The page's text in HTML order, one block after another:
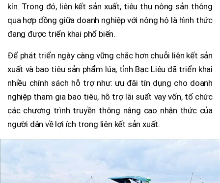
kín. Trong đó, liên kết sản xuất, tiêu thụ nông sản thông
qua hợp đồng giữa doanh nghiệp với nông hộ là hình thức
đang được triển khai phổ biến.
Để phát triển ngày càng vững chắc hơn chuỗi liên kết sản
xuất và bao tiêu sản phẩm lúa, tỉnh Bạc Liêu đã triển khai
nhiều chính sách hỗ trợ như: ưu đãi tín dụng cho doanh
nghiệp tham gia bao tiêu, hỗ trợ lãi suất vay vốn, tổ chức
các chương trình truyền thông nâng cao nhận thức của
người dân về lợi ích trong liên kết sản xuất.